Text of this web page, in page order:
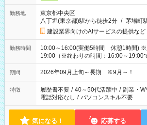
勤務地
東京都中央区
八丁堀(東京都)駅から徒歩2分 / 茅場町
建設業界向けのAIサービスの提供など
勤務時間
10:00～16:00(実働5時間 休憩1時間) ※
19:00（※終わりの時間：16:00～19:00
期間 2026年09月上旬～長期 ※9月～！
特徴 履歴書不要 / 40～50代活躍中 / 副業・W
電話対応なし / パソコンスキル不要
気になる！ 応募する